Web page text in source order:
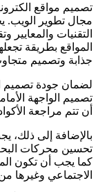
تصميم مواقع
مجال تطوير الويب.
التقنيات
المواقع بطريقة
جذابة وتصميم
لضمان جودة تصميم
تصميم الواجهة
أن تتم مراجعة
بالإضافة إلى ذلك،
كما يجب أن تكون
الاجتماعي وغيرها